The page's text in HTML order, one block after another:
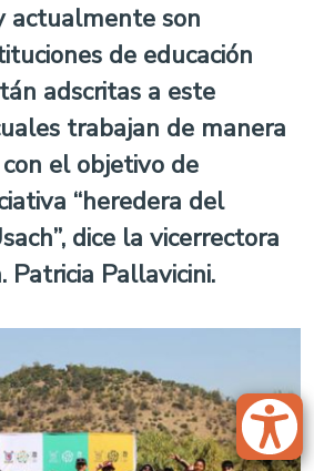
actualmente son
de educación
adscritas a este
trabajan de manera
el objetivo de
“heredera del
dice la vicerrectora
Patricia Pallavicini.